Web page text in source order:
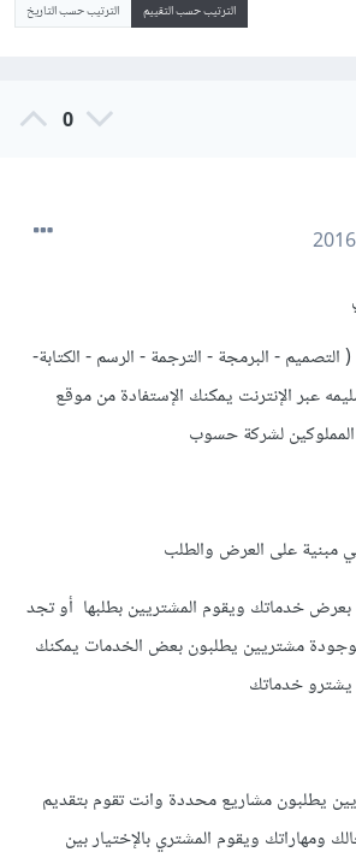
الترتيب حسب التقييم الترتيب حسب التاريخ
0
- البرمجة - الترجمة - الرسم - الكتابة-
عبر الإنترنت يمكنك الإستفادة من موقع
لشركة حسوب
مبنية على العرض والطلب
خدماتك ويقوم المشتريين بطلبها أو تجد
مشتريين يطلبون بعض الخدمات يمكنك
خدماتك
يطلبون مشاريع محددة وانت تقوم بتقديم
ويقوم المشتري بالإختيار بين